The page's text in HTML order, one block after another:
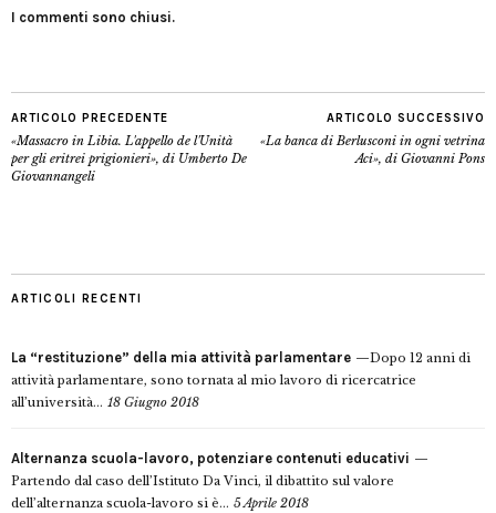
I commenti sono chiusi.
ARTICOLO PRECEDENTE
«Massacro in Libia. L'appello de l'Unità
per gli eritrei prigionieri», di Umberto De
Giovannangeli
ARTICOLO SUCCESSIVO
«La banca di Berlusconi in ogni vetrina
Aci», di Giovanni Pons
ARTICOLI RECENTI
La “restituzione” della mia attività parlamentare
Dopo 12 anni di
attività parlamentare, sono tornata al mio lavoro di ricercatrice
all’università... 18 Giugno 2018
Alternanza scuola-lavoro, potenziare contenuti educativi
Partendo dal caso dell’Istituto Da Vinci, il dibattito sul valore
dell’alternanza scuola-lavoro si è... 5 Aprile 2018